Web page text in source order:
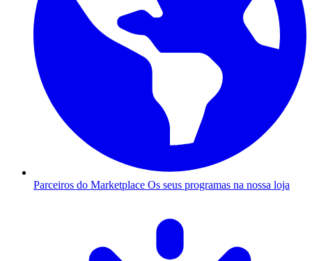
Parceiros do Marketplace Os seus programas na nossa loja